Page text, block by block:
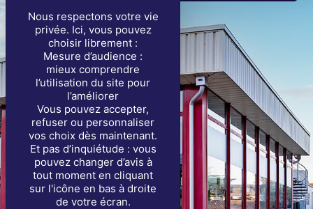
Nous respectons votre vie
privée. Ici, vous pouvez
choisir librement :
Mesure d’audience :
mieux comprendre
l’utilisation du site pour
l’améliorer
Vous pouvez accepter,
refuser ou personnaliser
vos choix dès maintenant.
Et pas d’inquiétude : vous
pouvez changer d’avis à
tout moment en cliquant
sur l'icône en bas à droite
de votre écran.
Retour à l'accueil